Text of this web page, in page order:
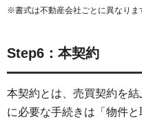
※書式は不動産会社ごとに異なりま
Step6：本契約
本契約とは、売買契約を
に必要な手続きは「物件